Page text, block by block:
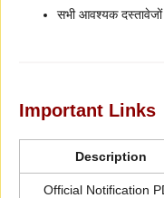
सभी आवश्यक
Important Links
Description
Official Notification